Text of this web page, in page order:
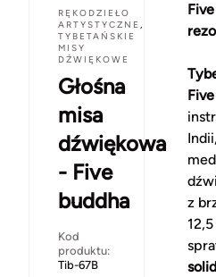
RĘKODZIEŁO
ARTYSTYCZNE ,
TYBETAŃSKIE
MISY
DŹWIĘKOWE
Głośna
misa
dźwiękowa
- Five
buddha
Kod
produktu:
Tib-67B
z